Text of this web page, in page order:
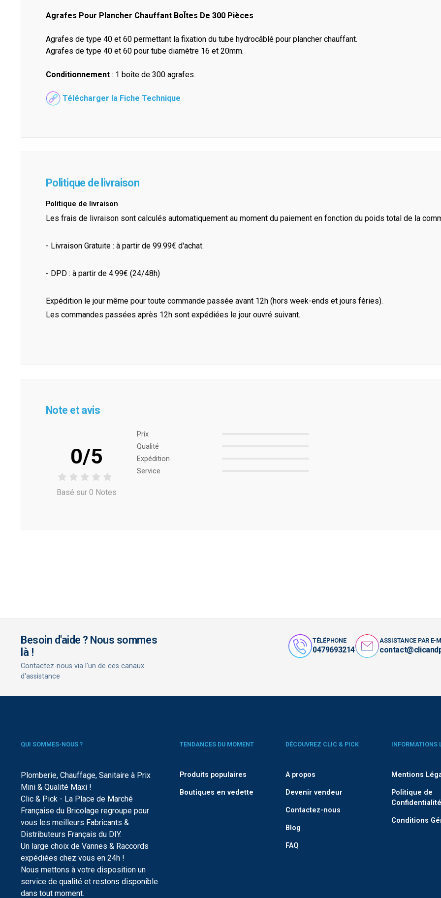
Agrafes Pour Plancher Chauffant BoÎtes De 300 Pièces
Agrafes de type 40 et 60 permettant la fixation du tube hydrocâblé pour plancher chauffant.
Agrafes de type 40 et 60 pour tube diamètre 16 et 20mm.
Conditionnement : 1 boîte de 300 agrafes.
Télécharger la Fiche Technique
Politique de livraison
Politique de livraison
Les frais de livraison sont calculés automatiquement au moment du paiement en fonction du poids total de la
- Livraison Gratuite : à partir de 99.99€ d'achat.
- DPD : à partir de 4.99€ (24/48h)
Expédition le jour même pour toute commande passée avant 12h (hors week-ends et jours féries).
Les commandes passées après 12h sont expédiées le jour ouvré suivant.
Note et avis
0/5
Basé sur 0 Notes
Prix ​​
Qualité
Expédition
Service
Besoin d'aide ? Nous sommes
là !
Contactez-nous via l'un de ces canaux
d'assistance
TÉLÉPHONE
0479693214
ASSISTANCE PAR E-
QUI SOMMES-NOUS ?
Plomberie, Chauffage, Sanitaire à Prix
Mini & Qualité Maxi !
Clic & Pick - La Place de Marché
Française du Bricolage regroupe pour
vous les meilleurs Fabricants &
Distributeurs Français du DIY.
Un large choix de Vannes & Raccords
expédiées chez vous en 24h !
Nous mettons à votre disposition un
service de qualité et restons disponible
dans tout moment.
TENDANCES DU MOMENT
Produits populaires
Boutiques en vedette
DÉCOUVREZ CLIC & PICK
A propos
Devenir vendeur
Contactez-nous
Blog
FAQ
INFORMATIONS
Mentions
Politique de
Confidentialité
Conditions